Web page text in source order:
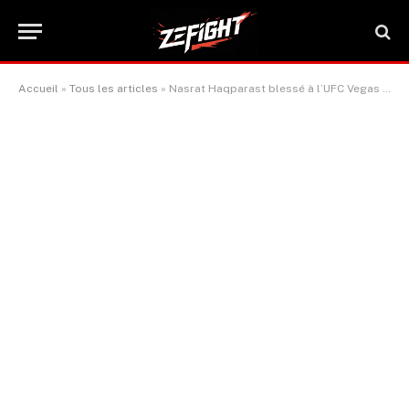
Accueil » Tous les articles » Nasrat Haqparast blessé à l’UFC Vegas 103 : photos choc avant/après du médecin